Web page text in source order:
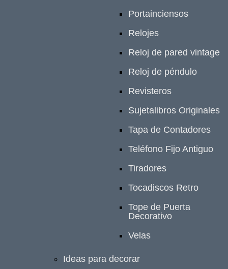
Portainciensos
Relojes
Reloj de pared vintage
Reloj de péndulo
Revisteros
Sujetalibros Originales
Tapa de Contadores
Teléfono Fijo Antiguo
Tiradores
Tocadiscos Retro
Tope de Puerta
Decorativo
Velas
Ideas para decorar